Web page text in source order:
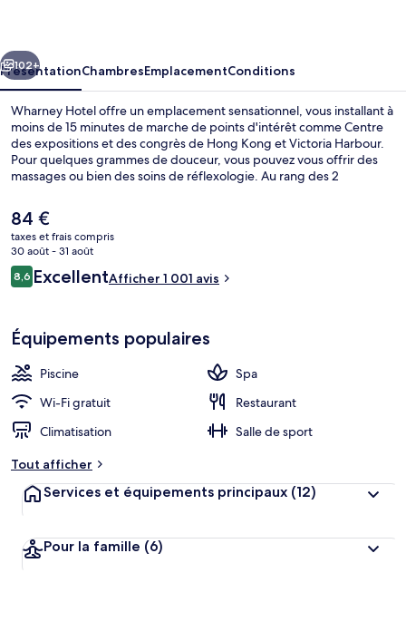
Suivant
102+
PrésentationChambresEmplacementConditions
Wharney Hotel offre un emplacement sensationnel, vous installant à
moins de 15 minutes de marche de points d'intérêt comme Centre
des expositions et des congrès de Hong Kong et Victoria Harbour.
Pour quelques grammes de douceur, vous pouvez vous offrir des
massages ou bien des soins de réflexologie. Au rang des 2
spécialités Cuisine chinoise au moment du déjeuner et du dîner.
Parmi les avantages offerts par cet hébergement : une salle de
fitness et une piscine extérieure en saison. Les autres voyageurs
aiment le fait que les transports publics se trouvent à une courte
distance de marche : Arrêt de tram Gresson Street est à 3 minutes à
pied et Arrêt de tram Fenwick Street, à 3 minutes.
Le
prix
actuel
est
de
84 €
taxes et frais compris
30 août - 31 août
Avis
voyageurs
8,68,6 sur 10
ExcellentAfficher 1 001 avis
Équipements populaires
Piscine
Spa
Wi-Fi gratuit
Restaurant
Climatisation
Salle de sport
Tout afficher
Services et équipements principaux (12)
Pour la famille (6)